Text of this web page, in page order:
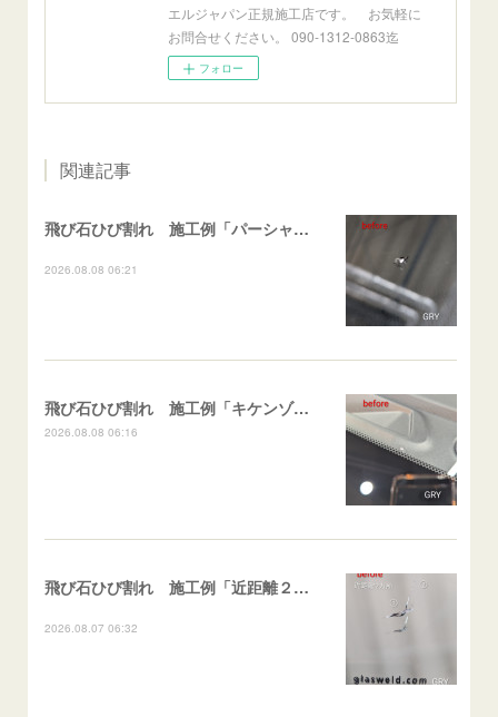
エルジャパン正規施工店です。 お気軽に
お問合せください。 090-1312-0863迄
フォロー
関連記事
飛び石ひび割れ 施工例「パーシャル系・衝撃点範囲ハマカケ」エスティマ
2026.08.08 06:21
飛び石ひび割れ 施工例「キケンゾーン範囲・ストレートブレイク」フェアレディＺ
2026.08.08 06:16
飛び石ひび割れ 施工例「近距離２箇所・パーシャル系+ストレート系」CX-8
2026.08.07 06:32